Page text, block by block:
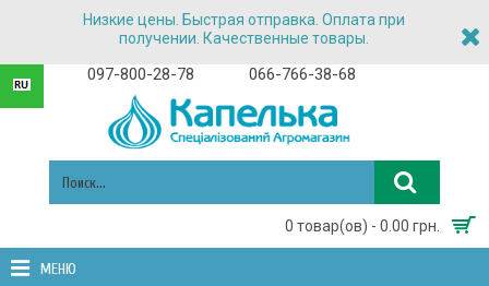
Низкие цены. Быстрая отправка. Оплата при
получении. Качественные товары.
097-800-28-78 066-766-38-68
0 товар(ов) - 0.00 грн.
МЕНЮ